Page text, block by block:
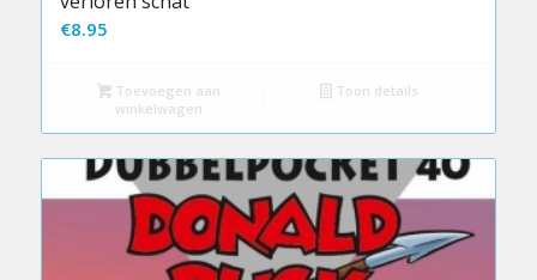
€8.95
Toevoegen aan
winkelwagen
Toon details